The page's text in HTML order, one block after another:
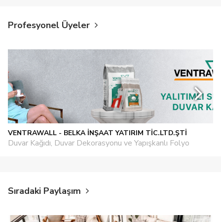
Profesyonel Üyeler
VENTRAWALL - BELKA İNŞAAT YATIRIM TİC.LTD.ŞTİ
Duvar Kağıdı, Duvar Dekorasyonu ve Yapışkanlı Folyo
Sıradaki Paylaşım